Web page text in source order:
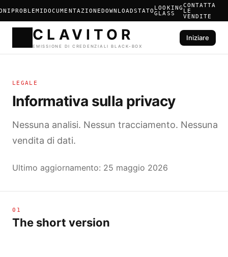
PROBLEMIDOCUMENTAZIONEDOWNLOADSTATO LOOKING
GLASS
CONTATTA
LE
VENDITE
EMISSIONE DI CREDENZIALI
Iniziare
LEGALE
Informativa sulla privacy
Nessuna analisi. Nessun tracciamento. Nessuna
vendita di dati.
Ultimo aggiornamento: 25 maggio 2026
01
The short version